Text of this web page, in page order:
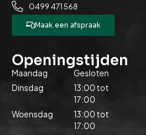
0499 471 568
Maak een afspraak
Openingstijden
Maandag
Gesloten
Dinsdag
13:00 tot
17:00
Woensdag
13:00 tot
17:00